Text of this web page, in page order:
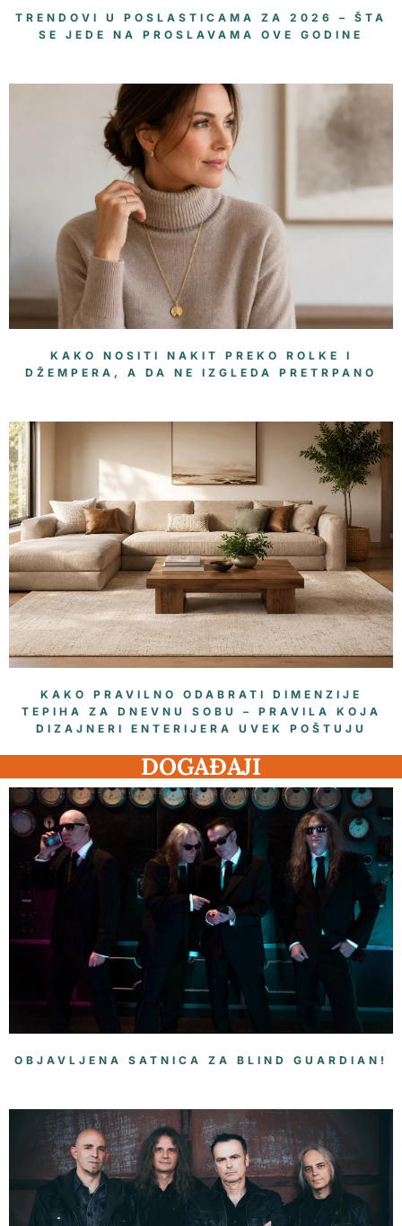
TRENDOVI U POSLASTICAMA ZA 2026 – ŠTA
SE JEDE NA PROSLAVAMA OVE GODINE
KAKO NOSITI NAKIT PREKO ROLKE I
DŽEMPERA, A DA NE IZGLEDA PRETRPANO
KAKO PRAVILNO ODABRATI DIMENZIJE
TEPIHA ZA DNEVNU SOBU – PRAVILA KOJA
DIZAJNERI ENTERIJERA UVEK POŠTUJU
DOGAĐAJI
OBJAVLJENA SATNICA ZA BLIND GUARDIAN!